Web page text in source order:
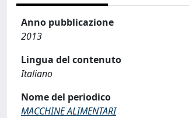
Anno pubblicazione
2013
Lingua del contenuto
Italiano
Nome del periodico
MACCHINE ALIMENTARI